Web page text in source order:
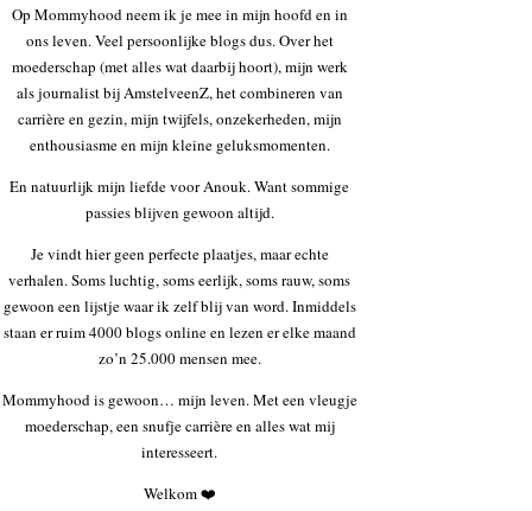
Op Mommyhood neem ik je mee in mijn hoofd en in
ons leven. Veel persoonlijke blogs dus. Over het
moederschap (met alles wat daarbij hoort), mijn werk
als journalist bij AmstelveenZ, het combineren van
carrière en gezin, mijn twijfels, onzekerheden, mijn
enthousiasme en mijn kleine geluksmomenten.
En natuurlijk mijn liefde voor Anouk. Want sommige
passies blijven gewoon altijd.
Je vindt hier geen perfecte plaatjes, maar echte
verhalen. Soms luchtig, soms eerlijk, soms rauw, soms
gewoon een lijstje waar ik zelf blij van word. Inmiddels
staan er ruim 4000 blogs online en lezen er elke maand
zo’n 25.000 mensen mee.
Mommyhood is gewoon… mijn leven. Met een vleugje
moederschap, een snufje carrière en alles wat mij
interesseert.
Welkom ❤️